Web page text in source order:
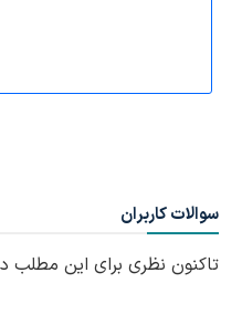
سوالات کاربران
تاکنون نظری برای این